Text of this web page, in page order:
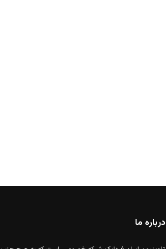
درباره ما